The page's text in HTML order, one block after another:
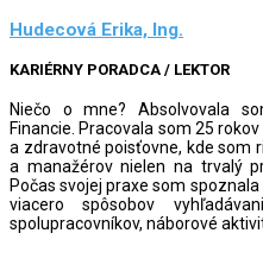
Hudecová Erika, Ing.
KARIÉRNY PORADCA / LEKTOR
Niečo o mne? Absolvovala
Financie. Pracovala som 25
a zdravotné poisťovne, kde som
a manažérov nielen na trvalý
Počas svojej praxe som
viacero spôsobov
spolupracovníkov, náborové